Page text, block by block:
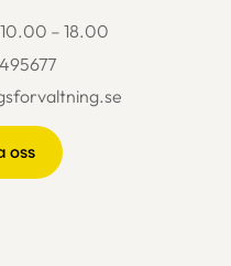
– 18.00
oss